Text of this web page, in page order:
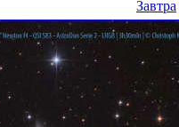
Завтра